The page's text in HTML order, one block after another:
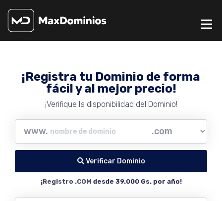
¡Registra tu Dominio de forma
fácil y al mejor precio!
¡Verifique la disponibilidad del Dominio!
www.
Verificar Dominio
¡Registro .COM desde 39.000 Gs. por año!